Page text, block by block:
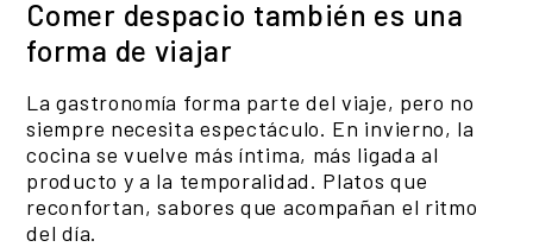
Comer despacio también es una
forma de viajar
La gastronomía forma parte del viaje, pero no
siempre necesita espectáculo. En invierno, la
cocina se vuelve más íntima, más ligada al
producto y a la temporalidad. Platos que
reconfortan, sabores que acompañan el ritmo
del día.